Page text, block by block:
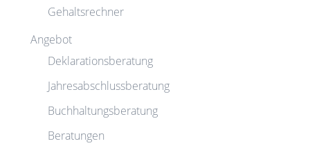
Gehaltsrechner
Angebot
Deklarationsberatung
Jahresabschlussberatung
Buchhaltungsberatung
Beratungen